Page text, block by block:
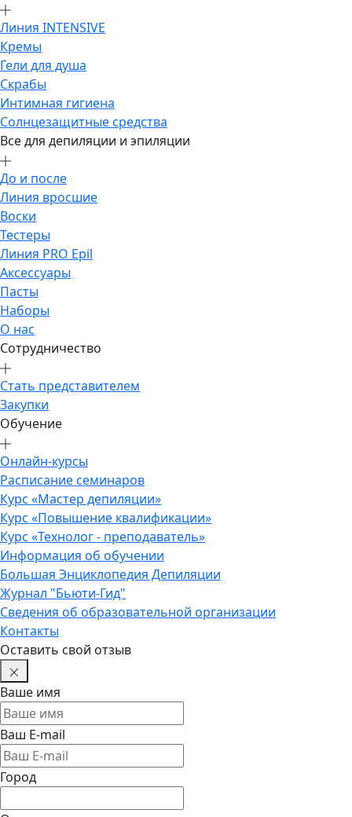
Линия INTENSIVE
Кремы
Гели для душа
Скрабы
Интимная гигиена
Солнцезащитные средства
Все для депиляции и эпиляции
До и после
Линия вросшие
Воски
Тестеры
Линия PRO Epil
Аксессуары
Пасты
Наборы
О нас
Сотрудничество
Стать представителем
Закупки
Обучение
Онлайн-курсы
Расписание семинаров
Курс «Мастер депиляции»
Курс «Повышение квалификации»
Курс «Технолог - преподаватель»
Информация об обучении
Большая Энциклопедия Депиляции
Журнал "Бьюти-Гид"
Сведения об образовательной организации
Контакты
Оставить свой отзыв
Ваше имя
Ваш E-mail
Город